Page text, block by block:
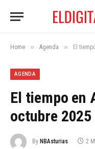
Home » Agenda » El
AGENDA
El tiempo en
octubre 2025
By NBAsturias 2